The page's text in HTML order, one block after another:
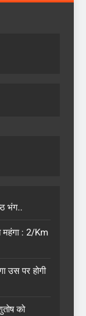
भंग..
महंगा : 2/Km
उस पर होगी
को